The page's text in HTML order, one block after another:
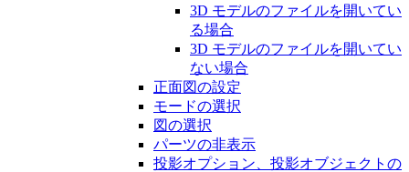
3D モデルのファイルを開いてい
る場合
3D モデルのファイルを開いてい
ない場合
正面図の設定
モードの選択
図の選択
パーツの非表示
投影オプション、投影オブジェクトの